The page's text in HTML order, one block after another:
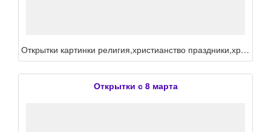
Открытки картинки религия,христианство праздники,христианские праздники
Открытки с 8 марта